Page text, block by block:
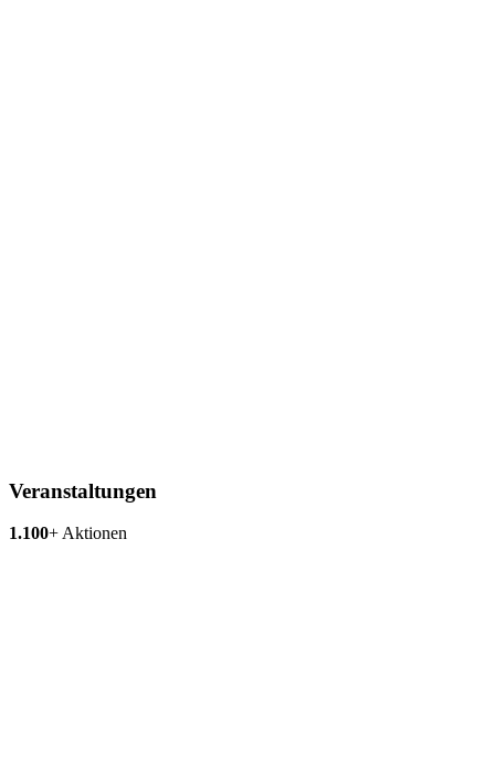
Veranstaltungen
1.100+ Aktionen